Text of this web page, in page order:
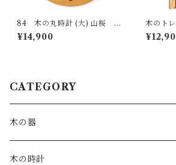
84 木の丸時計 (大) 山桜
国産 一点物 SWING オリジナ
ル 無垢 新築祝い 結婚祝い ナ
¥14,900
木のト
ア 国産
垢 ナチ
CATEGORY
木の器
お皿・鉢
木の時計